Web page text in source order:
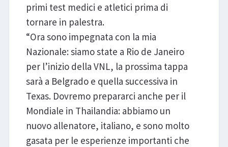
primi test medici e atletici prima di
tornare in palestra.
“Ora sono impegnata con la mia
Nazionale: siamo state a Rio de Janeiro
per l’inizio della VNL, la prossima tappa
sarà a Belgrado e quella successiva in
Texas. Dovremo prepararci anche per il
Mondiale in Thailandia: abbiamo un
nuovo allenatore, italiano, e sono molto
gasata per le esperienze importanti che